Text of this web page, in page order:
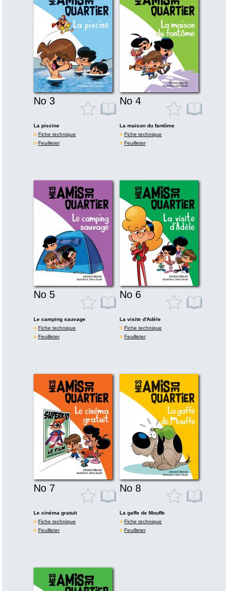
No 3
La piscine
Fiche technique
Feuilleter
No 4
La maison du fantôme
Fiche technique
Feuilleter
No 5
Le camping sauvage
Fiche technique
Feuilleter
No 6
La visite d'Adèle
Fiche technique
Feuilleter
No 7
Le cinéma gratuit
Fiche technique
Feuilleter
No 8
La gaffe de Mouffe
Fiche technique
Feuilleter